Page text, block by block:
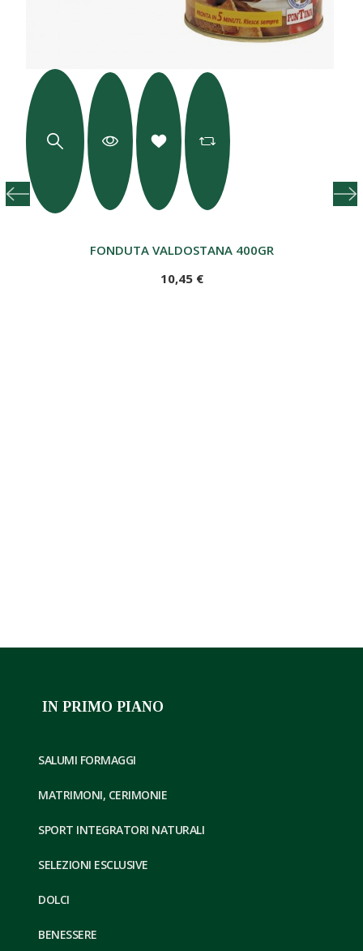
FONDUTA VALDOSTANA 400GR
10,45 €
IN PRIMO PIANO
SALUMI FORMAGGI
MATRIMONI, CERIMONIE
SPORT INTEGRATORI NATURALI
SELEZIONI ESCLUSIVE
DOLCI
BENESSERE